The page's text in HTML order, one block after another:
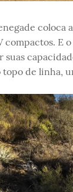
coloca
compactos. E
suas
topo de linha,